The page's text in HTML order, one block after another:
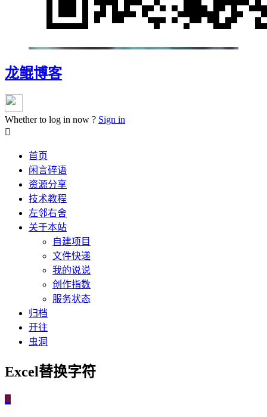
龙鲲博客
Whether to log in now ? Sign in

首页
闲言碎语
资源分享
技术教程
左邻右舍
关于本站
自建项目
文件快递
我的说说
创作指数
服务状态
归档
开往
虫洞
Excel替换字符
